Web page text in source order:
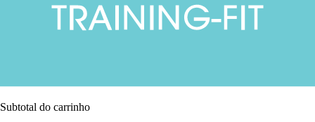
Subtotal do carrinho